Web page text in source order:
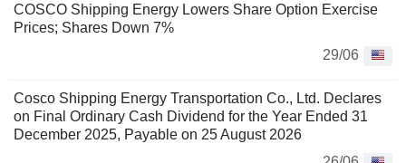
COSCO Shipping Energy Lowers Share Option Exercise
Prices; Shares Down 7%
29/06
Cosco Shipping Energy Transportation Co., Ltd. Declares
on Final Ordinary Cash Dividend for the Year Ended 31
December 2025, Payable on 25 August 2026